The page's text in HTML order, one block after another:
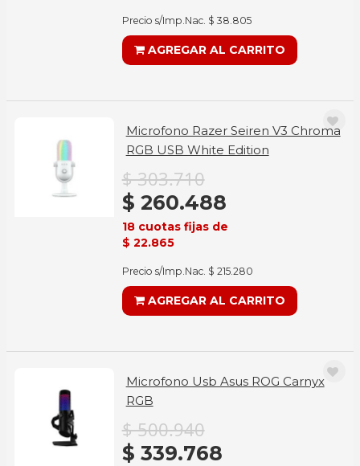
Precio s/Imp.Nac. $ 38.805
AGREGAR AL CARRITO
Microfono Razer Seiren V3 Chroma
RGB USB White Edition
$ 303.710
$ 260.488
18 cuotas fijas de
$ 22.865
Precio s/Imp.Nac. $ 215.280
AGREGAR AL CARRITO
Microfono Usb Asus ROG Carnyx
RGB
$ 500.940
$ 339.768